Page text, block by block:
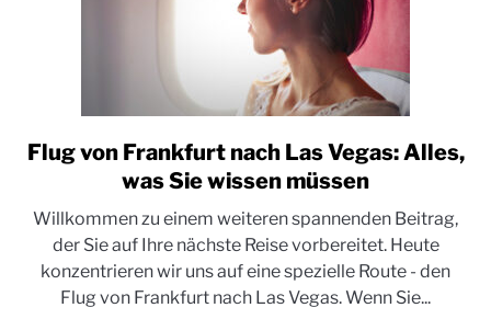
link
to
von
Frankfurt
nach
Las
Flug von Frankfurt nach Las Vegas: Alles,
was Sie wissen müssen
Willkommen zu einem weiteren spannenden Beitrag,
der Sie auf Ihre nächste Reise vorbereitet. Heute
konzentrieren wir uns auf eine spezielle Route - den
Flug von Frankfurt nach Las Vegas. Wenn Sie...